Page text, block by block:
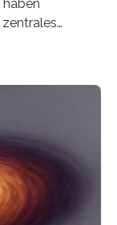
zentrales
veröffentlichte
sind